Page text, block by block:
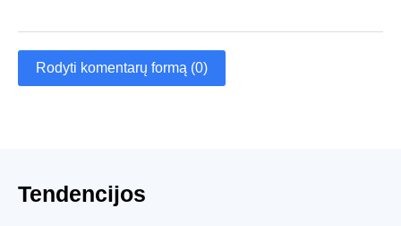
Rodyti komentarų formą (0)
Tendencijos